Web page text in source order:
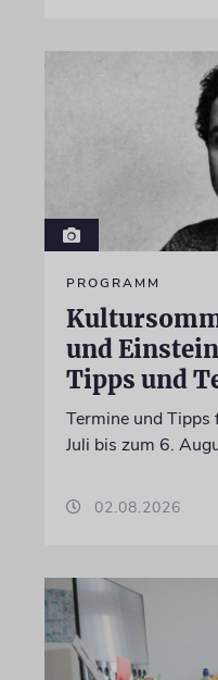
PROGRAMM
und
Tipps und
Termine und Tipps
Juli bis zum 6.
02.08.2026